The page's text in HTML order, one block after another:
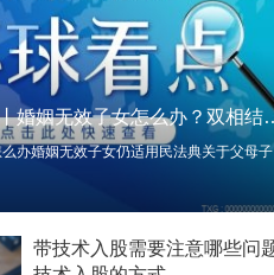
外进口的费钢税率是多少？非常
以在中国大使馆登记结婚吗？
请护照吗？我所在的地方是云
世界微动态丨婚姻
办婚姻无效子女仍适用民法典关于父母子
带技术入股需要注意哪些问